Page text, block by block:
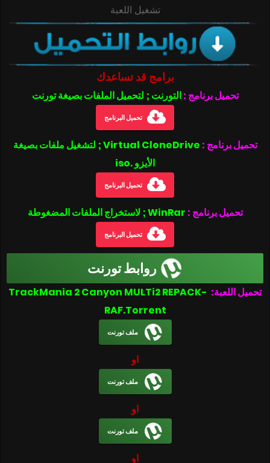
تشغيل اللعبة
برامج قد تساعدك
تحميل برنامج :التورنت ; لتحميل الملفات بصيغة تورنت
تحميل البرنامج
تحميل برنامج :
Virtual CloneDrive ; لتشغيل ملفات بصيغة
الأيزو .iso
تحميل البرنامج
تحميل برنامج : WinRar ; لاستخراج الملفات المضغوطة
تحميل البرنامج
روابط تورنت
تحميل اللعبة: TrackMania 2 Canyon MULTi2 REPACK-
RAF.Torrent
ملف تورنت
او
ملف تورنت
او
ملف تورنت
او